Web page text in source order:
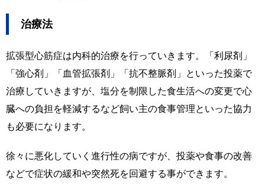
治療法
拡張型心筋症は内科的治療を行っていきます。「利尿剤」
「強心剤」「血管拡張剤」「抗不整脈剤」といった投薬で
治療していきますが、塩分を制限した食生活への変更で心
臓への負担を軽減するなど飼い主の食事管理といった協力
も必要になります。
徐々に悪化していく進行性の病ですが、投薬や食事の改善
などで症状の緩和や突然死を回避する事ができます。